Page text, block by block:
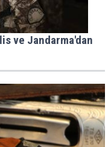
ve Jandarma'dan